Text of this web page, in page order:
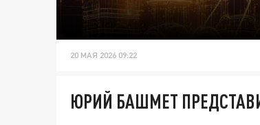
20 МАЯ 2026 09:22
ЮРИЙ БАШМЕТ